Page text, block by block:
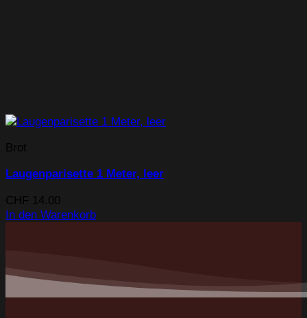
Brot
Laugenparisette 1 Meter, leer
CHF 14.00
In den Warenkorb